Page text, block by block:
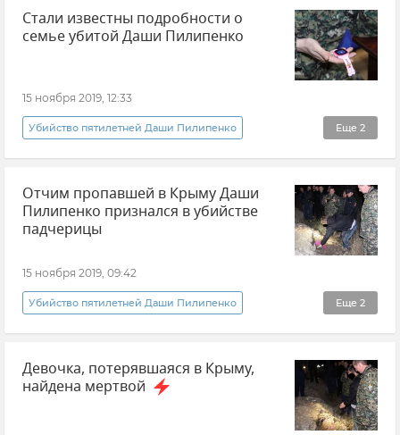
Визуал
Стали известны подробности о
семье убитой Даши Пилипенко
15 ноября 2019, 12:33
Еще 2
Убийство пятилетней Даши Пилипенко
Общество Новости
Отчим пропавшей в Крыму Даши
Пилипенко признался в убийстве
падчерицы
15 ноября 2019, 09:42
Еще 2
Убийство пятилетней Даши Пилипенко
Происшествия Новости
Девочка, потерявшаяся в Крыму,
найдена мертвой